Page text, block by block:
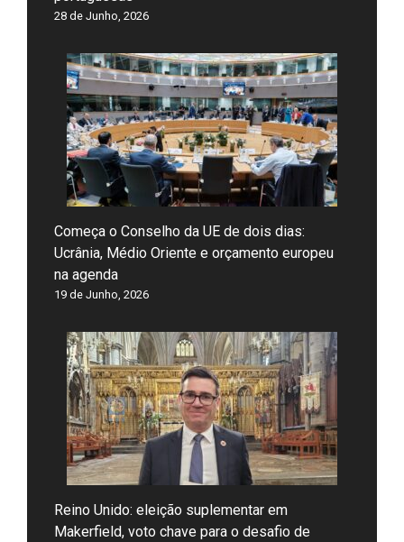
28 de Junho, 2026
Começa o Conselho da UE de dois dias:
Ucrânia, Médio Oriente e orçamento europeu
na agenda
19 de Junho, 2026
Reino Unido: eleição suplementar em
Makerfield, voto chave para o desafio de